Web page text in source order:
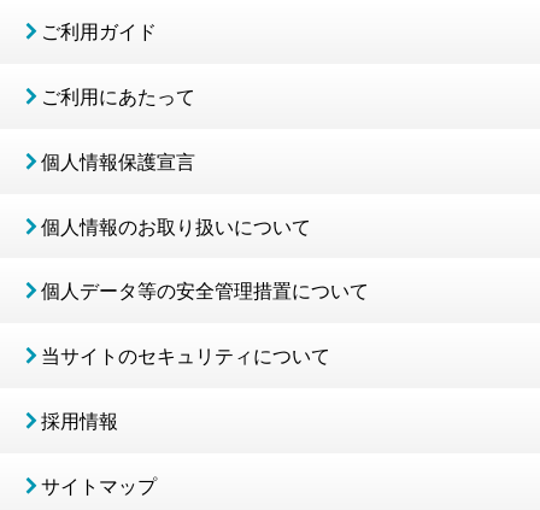
ご利用ガイド
ご利用にあたって
個人情報保護宣言
個人情報のお取り扱いについて
個人データ等の安全管理措置について
当サイトのセキュリティについて
採用情報
サイトマップ